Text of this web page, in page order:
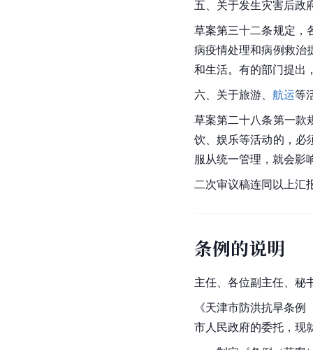
五、关于发生灾害后政
草案第三十二条规定，
病疫情处理和病例救治
和生活。有的部门提出
六、关于旅游、 航运等
草案第二十八条第一款
饮、娱乐等活动的，必
服从统一管理，就会影
二次审议稿连同以上汇
条例的说明
主任、各位副主任、秘
《天津市防洪抗旱条
市人民政府的委托，现